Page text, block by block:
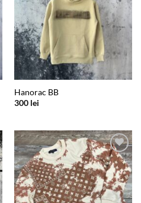
Hanorac BB
300 lei
Add to
wishlist